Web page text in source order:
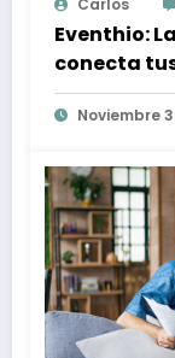
Carlos
Eventhio:
conecta
Spotify
Noviembre